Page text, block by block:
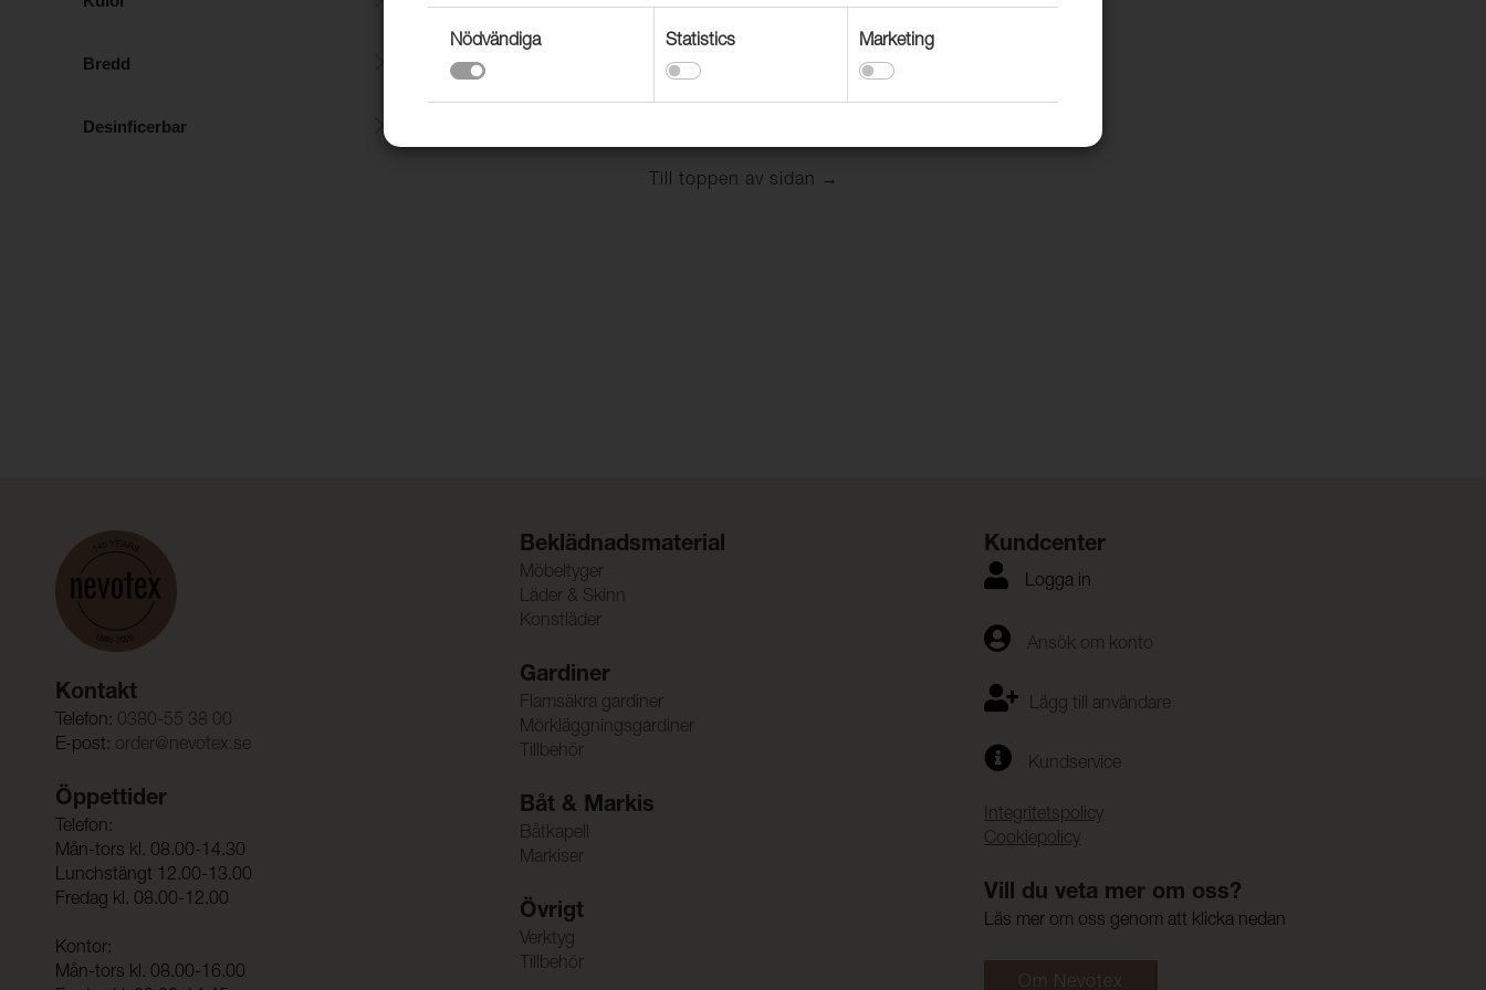
Bredd
Desinficerbar
Till toppen av sidan
Kontakt
Telefon: 0380-55 38 00
E-post: order@nevotex.se
Öppettider
Telefon:
Mån-tors kl. 08.00-14.30
Lunchstängt 12.00-13.00
Fredag kl. 08.00-12.00
Kontor:
Mån-tors kl. 08.00-16.00
Beklädnadsmaterial
Möbeltyger
Läder & Skinn
Konstläder
Gardiner
Flamsäkra gardiner
Mörkläggningsgardiner
Tillbehör
Båt & Markis
Båtkapell
Markiser
Övrigt
Verktyg
Tillbehör
Kundcenter
Logga in
Ansök om konto
Lägg till användare
Kundservice
Integritetspolicy
Cookiepolicy
Vill du veta mer om oss?
Läs mer om oss genom att klicka nedan
Om Nevotex
Nödvändiga Statistics Marketing